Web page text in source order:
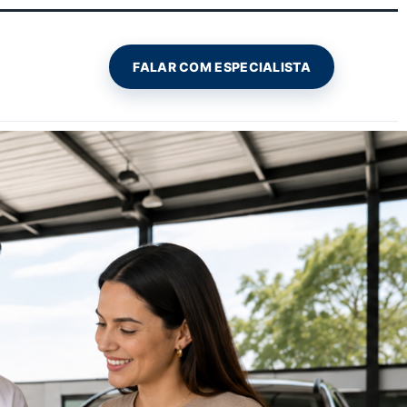
FALAR COM ESPECIALISTA